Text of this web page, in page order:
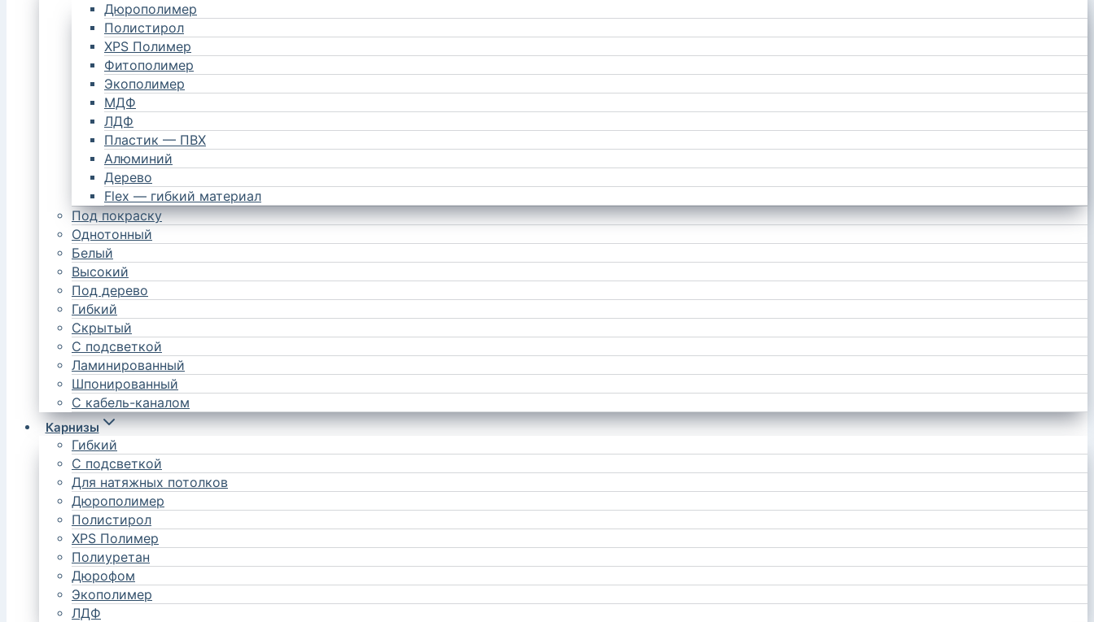
Дюрополимер
Полистирол
XPS Полимер
Фитополимер
Экополимер
МДФ
ЛДФ
Пластик — ПВХ
Алюминий
Дерево
Flex — гибкий материал
Под покраску
Однотонный
Белый
Высокий
Под дерево
Гибкий
Скрытый
С подсветкой
Ламинированный
Шпонированный
С кабель-каналом
Карнизы
Гибкий
С подсветкой
Для натяжных потолков
Дюрополимер
Полистирол
XPS Полимер
Полиуретан
Дюрофом
Экополимер
ЛДФ